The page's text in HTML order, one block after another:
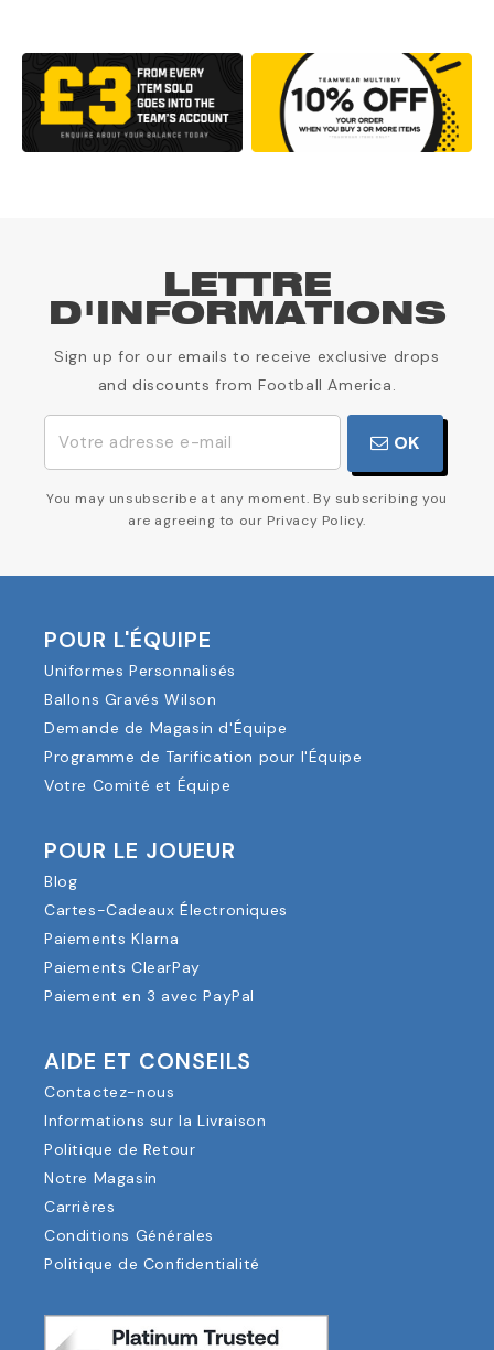
LETTRE
D'INFORMATIONS
Sign up for our emails to receive exclusive drops
and discounts from Football America.
OK
You may unsubscribe at any moment. By subscribing you
are agreeing to our Privacy Policy.
POUR L'ÉQUIPE
Uniformes Personnalisés
Ballons Gravés Wilson
Demande de Magasin d'Équipe
Programme de Tarification pour l'Équipe
Votre Comité et Équipe
POUR LE JOUEUR
Blog
Cartes-Cadeaux Électroniques
Paiements Klarna
Paiements ClearPay
Paiement en 3 avec PayPal
AIDE ET CONSEILS
Contactez-nous
Informations sur la Livraison
Politique de Retour
Notre Magasin
Carrières
Conditions Générales
Politique de Confidentialité